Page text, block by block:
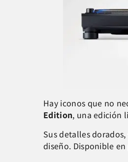
Hay iconos que no
Edition, una edición
Sus detalles
diseño. Disponible